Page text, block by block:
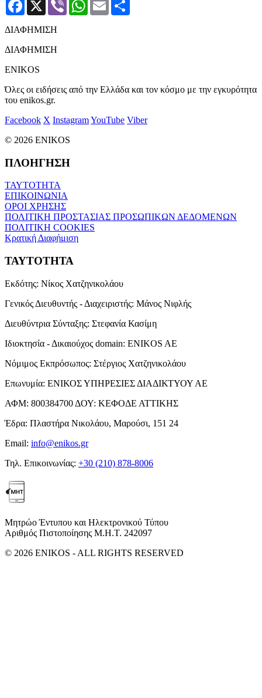
ΔΙΑΦΗΜΙΣΗ
ΔΙΑΦΗΜΙΣΗ
ENIKOS
Όλες οι ειδήσεις από την Ελλάδα και τον κόσμο με την εγκυρότητα
του enikos.gr.
Facebook X InstagramYouTube Viber
© 2026 ENIKOS
ΠΛΟΗΓΗΣΗ
ΤΑΥΤΟΤΗΤΑ
ΕΠΙΚΟΙΝΩΝΙΑ
ΟΡΟΙ ΧΡΗΣΗΣ
ΠΟΛΙΤΙΚΗ ΠΡΟΣΤΑΣΙΑΣ ΠΡΟΣΩΠΙΚΩΝ ΔΕΔΟΜΕΝΩΝ
ΠΟΛΙΤΙΚΗ COOKIES
Κρατική Διαφήμιση
ΤΑΥΤΟΤΗΤΑ
Εκδότης: Νίκος Χατζηνικολάου
Γενικός Διευθυντής - Διαχειριστής: Μάνος Νιφλής
Διευθύντρια Σύνταξης: Στεφανία Κασίμη
Ιδιοκτησία - Δικαιούχος domain: ENIKOS AE
Νόμιμος Εκπρόσωπος: Στέργιος Χατζηνικολάου
Επωνυμία: ΕΝΙΚΟΣ ΥΠΗΡΕΣΙΕΣ ΔΙΑΔΙΚΤΥΟΥ ΑΕ
ΑΦΜ: 800384700 ΔΟΥ: ΚΕΦΟΔΕ ΑΤΤΙΚΗΣ
Έδρα: Πλαστήρα Νικολάου, Μαρούσι, 151 24
Email: info@enikos.gr
Τηλ. Επικοινωνίας: +30 (210) 878-8006
Μητρώο Έντυπου και Ηλεκτρονικού Τύπου
Αριθμός Πιστοποίησης Μ.Η.Τ. 242097
© 2026 ENIKOS - ALL RIGHTS RESERVED